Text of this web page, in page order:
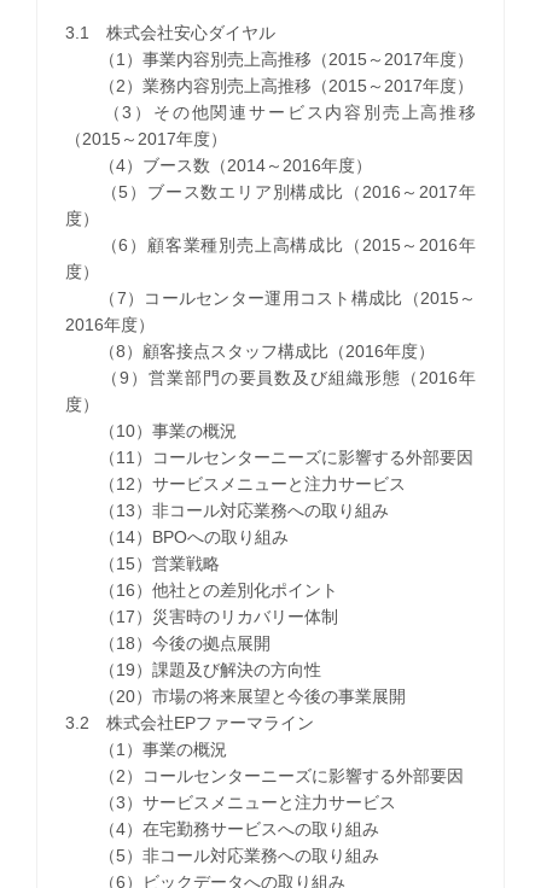
3.1 株式会社安心ダイヤル
（1）事業内容別売上高推移（2015～2017年度）
（2）業務内容別売上高推移（2015～2017年度）
（3）その他関連サービス内容別売上高推移
（2015～2017年度）
（4）ブース数（2014～2016年度）
（5）ブース数エリア別構成比（2016～2017年
度）
（6）顧客業種別売上高構成比（2015～2016年
度）
（7）コールセンター運用コスト構成比（2015～
2016年度）
（8）顧客接点スタッフ構成比（2016年度）
（9）営業部門の要員数及び組織形態（2016年
度）
（10）事業の概況
（11）コールセンターニーズに影響する外部要因
（12）サービスメニューと注力サービス
（13）非コール対応業務への取り組み
（14）BPOへの取り組み
（15）営業戦略
（16）他社との差別化ポイント
（17）災害時のリカバリー体制
（18）今後の拠点展開
（19）課題及び解決の方向性
（20）市場の将来展望と今後の事業展開
3.2 株式会社EPファーマライン
（1）事業の概況
（2）コールセンターニーズに影響する外部要因
（3）サービスメニューと注力サービス
（4）在宅勤務サービスへの取り組み
（5）非コール対応業務への取り組み
（6）ビックデータへの取り組み